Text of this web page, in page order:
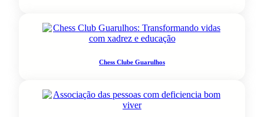
Chess Clube Guarulhos